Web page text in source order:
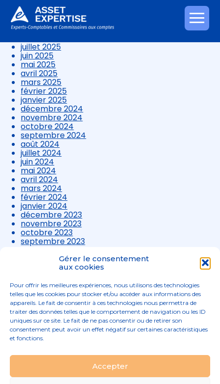
Gérer le consentement
aux cookies
Pour offrir les meilleures expériences, nous utilisons des technologies
telles que les cookies pour stocker et/ou accéder aux informations des
appareils. Le fait de consentir à ces technologies nous permettra de
traiter des données telles que le comportement de navigation ou les ID
uniques sur ce site. Le fait de ne pas consentir ou de retirer son
consentement peut avoir un effet négatif sur certaines caractéristiques
et fonctions.
Accepter
Aller
au
novembre 2025
octobre 2025
septembre 2025
juillet 2025
juin 2025
mai 2025
avril 2025
mars 2025
février 2025
janvier 2025
décembre 2024
novembre 2024
octobre 2024
septembre 2024
août 2024
juillet 2024
juin 2024
mai 2024
avril 2024
mars 2024
février 2024
janvier 2024
décembre 2023
novembre 2023
octobre 2023
septembre 2023
août 2023
juillet 2023
avril 2023
mars 2023
Principale
02 96 52 68 68